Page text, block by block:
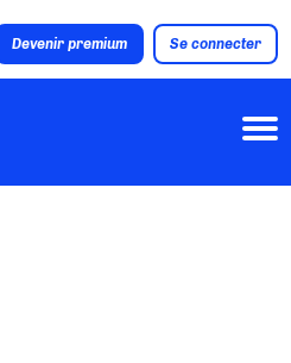
Devenir premium Se connecter